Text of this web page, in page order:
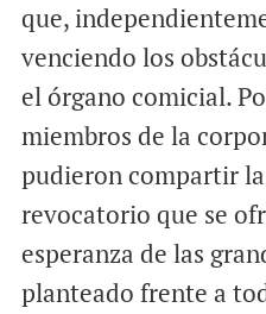
que,
venciendo los
el órgano comicial.
miembros de la
pudieron compartir
revocatorio que se
esperanza de las
planteado frente a